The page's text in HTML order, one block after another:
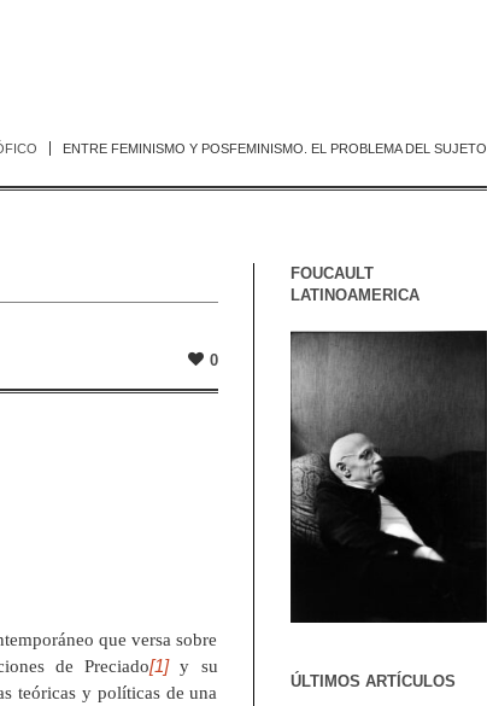
ENTRE FEMINISMO Y POSFEMINISMO. EL PROBLEMA DEL SUJETO
0
que versa sobre
de Preciado[1]y su
teóricas y políticas de una
FOUCAULT
LATINOAMERICA
ÚLTIMOS ARTÍCULOS